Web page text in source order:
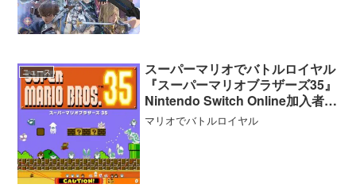
ニュース
スーパーマリオでバトルロイヤル
『スーパーマリオブラザーズ35』
Nintendo Switch Online加入者向
けに期間限定無料配信がスタート
マリオでバトルロイヤル